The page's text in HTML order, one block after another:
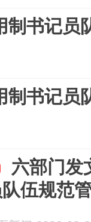
制书记员
制书记员
六部门发
队伍规范